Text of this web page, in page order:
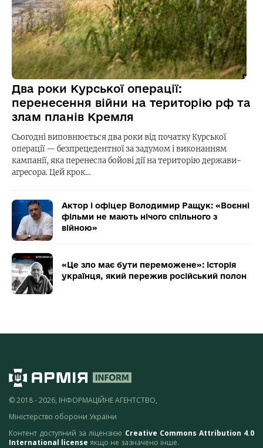
Два роки Курської операції:
перенесення війни на територію рф та
злам планів Кремля
Сьогодні виповнюється два роки від початку Курської
операції — безпрецедентної за задумом і виконанням
кампанії, яка перенесла бойові дії на територію держави-
агресора. Цей крок…
Актор і офіцер Володимир Ращук: «Воєнні
фільми не мають нічого спільного з
війною»
«Це зло має бути переможене»: історія
українця, який пережив російський полон
© 2018 - 2026, ІНФОРМАЦІЙНЕ АГЕНТСТВО,
Міністерство оборони України
Контент доступний за ліцензією Creative Commons Attribution 4.0
International license якщо не зазначено інше.